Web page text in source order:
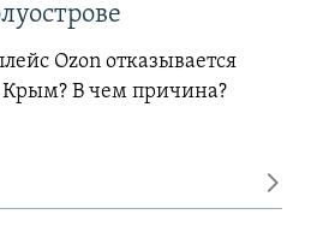
Ozon отказывается
Крым? В чем причина?